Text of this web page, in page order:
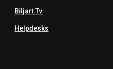
Biljart.tv
Helpdesks